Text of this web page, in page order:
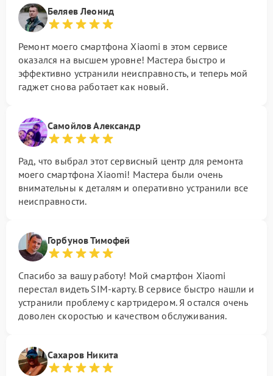
Беляев Леонид
Ремонт моего смартфона Xiaomi в этом сервисе
оказался на высшем уровне! Мастера быстро и
эффективно устранили неисправность, и теперь мой
гаджет снова работает как новый.
Самойлов Александр
Рад, что выбрал этот сервисный центр для ремонта
моего смартфона Xiaomi! Мастера были очень
внимательны к деталям и оперативно устранили все
неисправности.
Горбунов Тимофей
Спасибо за вашу работу! Мой смартфон Xiaomi
перестал видеть SIM-карту. В сервисе быстро нашли и
устранили проблему с картридером. Я остался очень
доволен скоростью и качеством обслуживания.
Сахаров Никита